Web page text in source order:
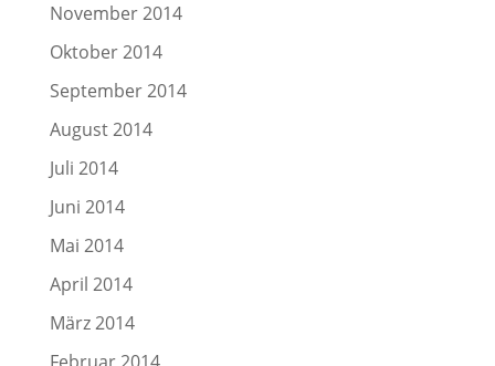
November 2014
Oktober 2014
September 2014
August 2014
Juli 2014
Juni 2014
Mai 2014
April 2014
März 2014